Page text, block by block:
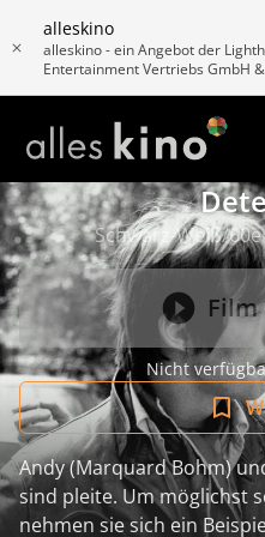
alleskino
alleskino - ein Angebot der
Entertainment Vertriebs GmbH &
Schwarz-Weiß/
Nicht
Andy (Marquard Bohm)
sind pleite. Um möglichst
nehmen sie sich ein